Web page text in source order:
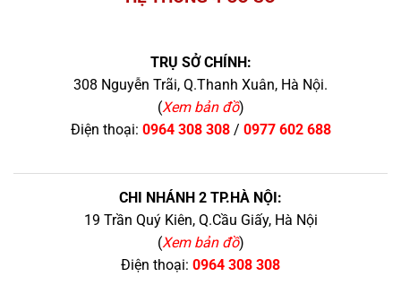
TRỤ SỞ CHÍNH:
308 Nguyễn Trãi, Q.Thanh Xuân, Hà Nội.
(Xem bản đồ)
Điện thoại: 0964 308 308/ 0977 602 688
CHI NHÁNH 2 TP.HÀ NỘI:
19 Trần Quý Kiên, Q.Cầu Giấy, Hà Nội
(Xem bản đồ)
Điện thoại: 0964 308 308